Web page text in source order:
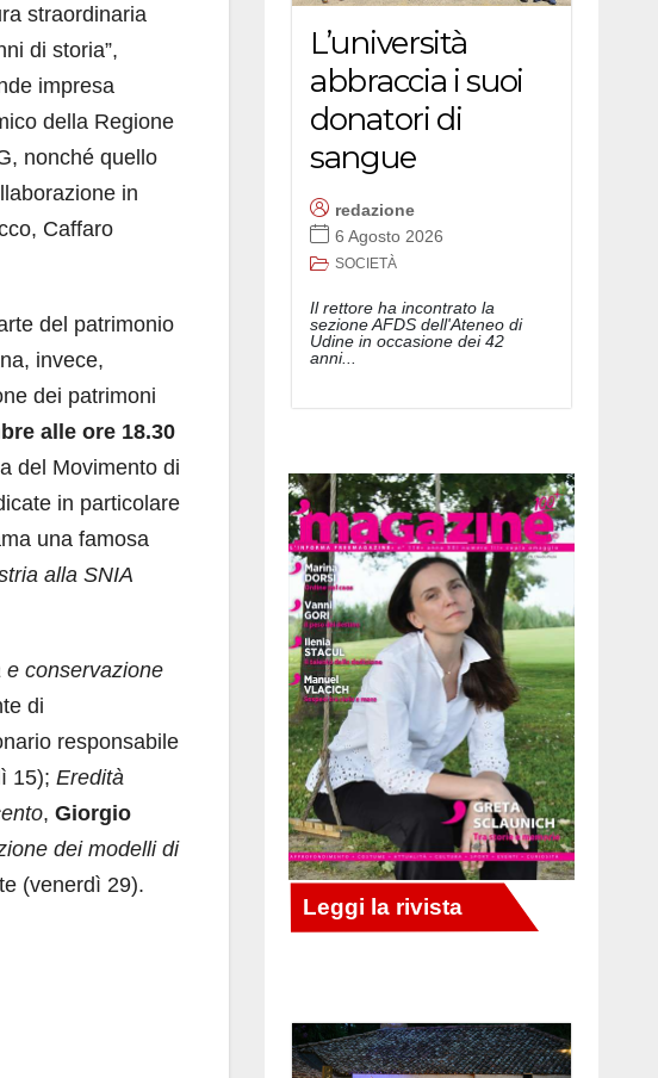
straordinaria
di storia”,
impresa
della Regione
nonché quello
in
Caffaro
del patrimonio
invece,
dei patrimoni
alle ore 18.30
del Movimento di
in particolare
una famosa
alla SNIA
e conservazione
di
responsabile
15); Eredità
, Giorgio
dei modelli di
(venerdì 29).
L’università
abbraccia i suoi
donatori di
sangue
redazione
6 Agosto 2026
SOCIETÀ
Il rettore ha incontrato la
sezione AFDS dell'Ateneo di
Udine in occasione dei 42
anni...